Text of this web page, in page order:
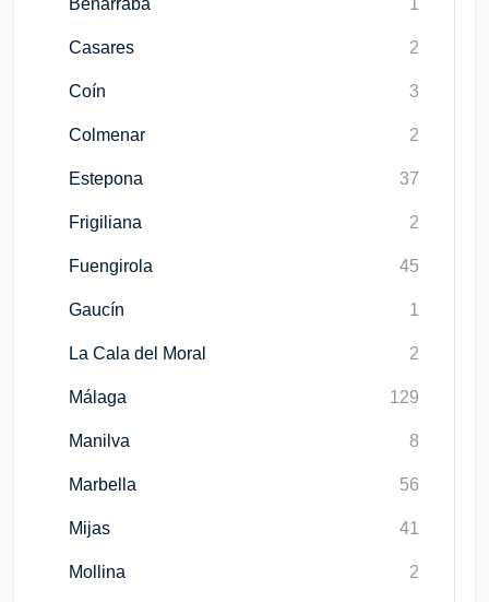
Casares 2
Coín 3
Colmenar 2
Estepona 37
Frigiliana 2
Fuengirola 45
Gaucín 1
La Cala del Moral 2
Málaga 129
Manilva 8
Marbella 56
Mijas 41
Mollina 2